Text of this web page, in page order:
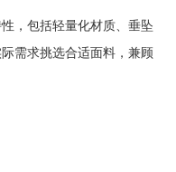
，包括轻量化材质、垂坠
需求挑选合适面料，兼顾